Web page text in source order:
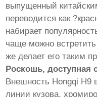
выпущенный
переводится как
набирает
чаще можно
же делает его таким
Роскошь, доступная
Внешность Hongqi H9
линии кузова,